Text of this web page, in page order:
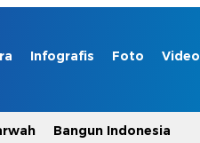
Infografis Foto Video
Bangun Indonesia